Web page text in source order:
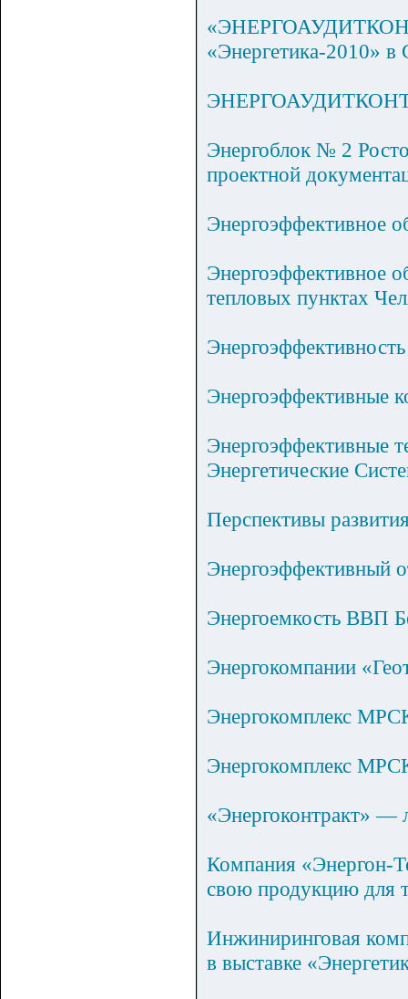
«Энергетика-2010» в
Энергоблок № 2
проектной
Энергоэффективное
Энергоэффективное
тепловых пунктах
Энергоэффективные
Энергоэффективные
Энергетические
Перспективы
Энергоэффективный
Энергоемкость ВВП
Энергокомпании
Энергокомплекс
Энергокомплекс
«Энергоконтракт»
Компания «Энергон-
свою продукцию для
Инжиниринговая
в выставке